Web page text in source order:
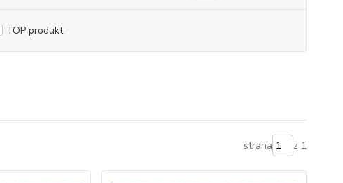
TOP produkt
strana z 1